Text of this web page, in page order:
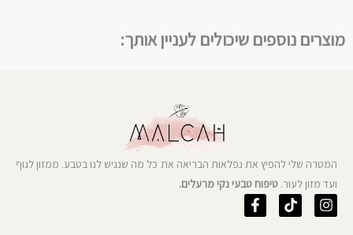
מוצרים נוספים שיכולים לעניין אותך:
המטרה שלי להפיץ את נפלאות הבריאה את כל מה שנגיש לנו בטבע. ממזון לגוף
ועד מזון לעור. טיפוח טבעי נקי מרעלים.
I
n
T
i
F
a